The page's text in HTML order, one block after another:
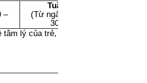
–
Tuần IV
(Từngày
30/10
lý của trẻ, thói quen